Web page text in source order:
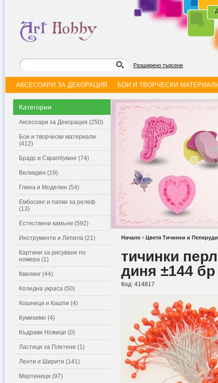
|
Разширено търсене
АКСЕСОАРИ ЗА ДЕКОРАЦИЯ БОИ И ТВОРЧЕСКИ
Категории
Аксесоари за Декорация (250)
Бои и творчески материали
(412)
Брадс и Скрапбукинг (74)
Великден (19)
Глина и Моделин (54)
Ембосинг и папки за релеф
(13)
Естествени камъни (592)
Инструменти и Лепила (21)
Картини за рисуване по
номера (1)
Квилинг (44)
Коледна украса (50)
Кошници и Кашпи (4)
Кумихимо (4)
Къдрави Ножици (0)
Ластици за Плетене (1)
Ленти и Ширити (141)
Мартеници (97)
Начало › Цветя Тичинки и Пеперуди
тичинки
диня ±144 бр
Код: 414817